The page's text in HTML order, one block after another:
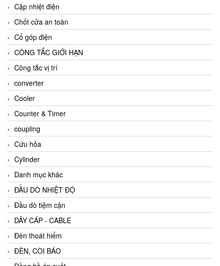
Cặp nhiệt điện
Chốt cửa an toàn
Cổ góp điện
CÔNG TẮC GIỚI HẠN
Công tắc vị trí
converter
Cooler
Counter & Timer
coupling
Cứu hỏa
Cylinder
Danh mục khác
ĐẦU DÒ NHIỆT ĐỘ
Đầu dò tiệm cận
DÂY CÁP - CABLE
Đèn thoát hiểm
ĐÈN, CÒI BÁO